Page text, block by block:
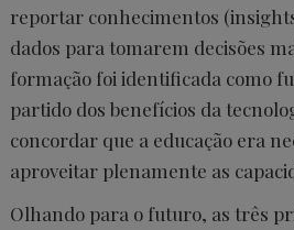
reportar conhecimentos
dados para tomarem decisões
formação foi identificada como
partido dos benefícios da
concordar que a educação era
aproveitar plenamente as
Olhando para o futuro, as três